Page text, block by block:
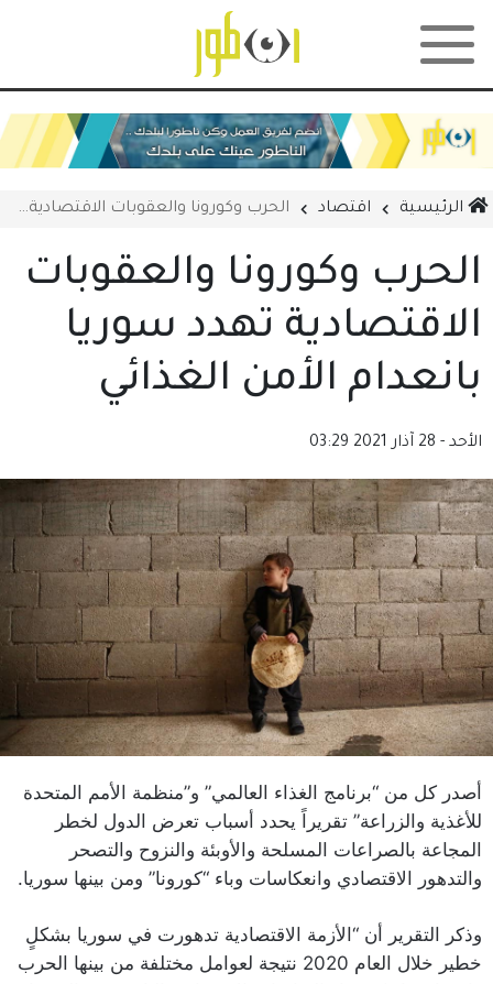
الرئيسية اقتصاد الحرب وكورونا والعقوبات الاقتصادية تهدد سوريا بانعدام الأمن الغذائي
الحرب وكورونا والعقوبات
الاقتصادية تهدد سوريا
بانعدام الأمن الغذائي
الأحد - 28 آذار 2021 03:29
أصدر كل من “برنامج الغذاء العالمي” و”منظمة الأمم المتحدة
للأغذية والزراعة” تقريراً يحدد أسباب تعرض الدول لخطر
المجاعة بالصراعات المسلحة والأوبئة والنزوح والتصحر
والتدهور الاقتصادي وانعكاسات وباء “كورونا” ومن بينها سوريا.
وذكر التقرير أن “الأزمة الاقتصادية تدهورت في سوريا بشكلٍ
خطير خلال العام 2020 نتيجة لعوامل مختلفة من بينها الحرب